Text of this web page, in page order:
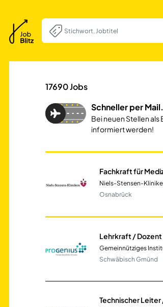
Fachkraft
17690Jobs
Schneller per Mail.
Bei neuen Stellen als
informiert werden!
Niels-Stensen-
Osnabrück
Schwäbisch Gmünd